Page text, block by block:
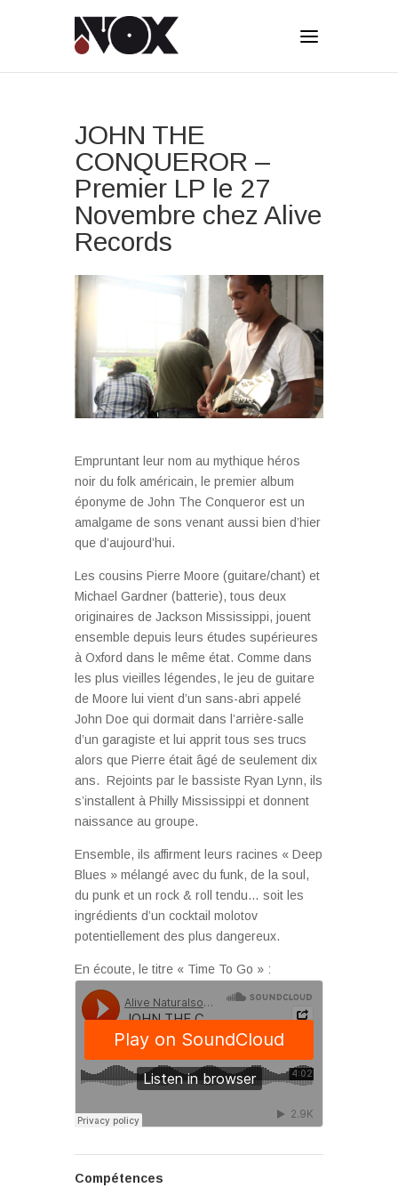
JOHN THE
CONQUEROR –
Premier LP le 27
Novembre chez Alive
Records
Empruntant leur nom au mythique héros
noir du folk américain, le premier album
éponyme de John The Conqueror est un
amalgame de sons venant aussi bien d’hier
que d’aujourd’hui.
Les cousins Pierre Moore (guitare/chant) et
Michael Gardner (batterie), tous deux
originaires de Jackson Mississippi, jouent
ensemble depuis leurs études supérieures
à Oxford dans le même état. Comme dans
les plus vieilles légendes, le jeu de guitare
de Moore lui vient d’un sans-abri appelé
John Doe qui dormait dans l’arrière-salle
d’un garagiste et lui apprit tous ses trucs
alors que Pierre était âgé de seulement dix
ans. Rejoints par le bassiste Ryan Lynn, ils
s’installent à Philly Mississippi et donnent
naissance au groupe.
Ensemble, ils affirment leurs racines « Deep
Blues » mélangé avec du funk, de la soul,
du punk et un rock & roll tendu… soit les
ingrédients d’un cocktail molotov
potentiellement des plus dangereux.
En écoute, le titre « Time To Go » :
Compétences